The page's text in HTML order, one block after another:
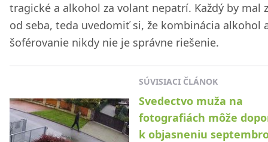
tragické a alkohol za volant nepatrí. Každý by mal
od seba, teda uvedomiť si, že kombinácia alkohol
šoférovanie nikdy nie je správne riešenie.
SÚVISIACI ČLÁNOK
Svedectvo muža na
fotografiách môže
k objasneniu